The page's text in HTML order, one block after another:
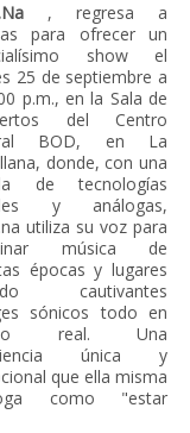
, regresa a
para ofrecer un
show el
25 de septiembre a
p.m., en la Sala de
del Centro
BOD, en La
donde, con una
de tecnologías
y análogas,
utiliza su voz para
música de
épocas y lugares
cautivantes
sónicos todo en
real. Una
única y
que ella misma
como "estar